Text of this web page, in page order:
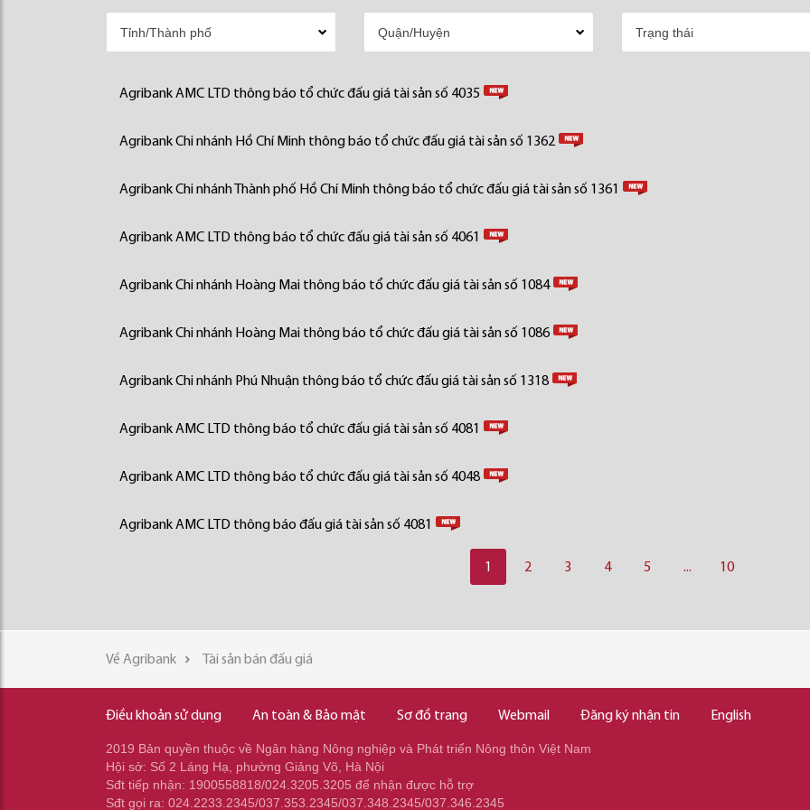
Agribank AMC LTD thông báo tổ chức đấu giá tài sản số 4035
Agribank Chi nhánh Hồ Chí Minh thông báo tổ chức đấu giá tài sản số 1362
Agribank Chi nhánh Thành phố Hồ Chí Minh thông báo tổ chức đấu giá tài sản số 1361
Agribank AMC LTD thông báo tổ chức đấu giá tài sản số 4061
Agribank Chi nhánh Hoàng Mai thông báo tổ chức đấu giá tài sản số 1084
Agribank Chi nhánh Hoàng Mai thông báo tổ chức đấu giá tài sản số 1086
Agribank Chi nhánh Phú Nhuận thông báo tổ chức đấu giá tài sản số 1318
Agribank AMC LTD thông báo tổ chức đấu giá tài sản số 4081
Agribank AMC LTD thông báo tổ chức đấu giá tài sản số 4048
Agribank AMC LTD thông báo đấu giá tài sản số 4081
1 2 3 4 5 ... 10
Về Agribank Tài sản bán đấu giá
Điều khoản sử dụng An toàn & Bảo mật Sơ đồ trang Webmail Đăng ký nhận tin English
2019 Bản quyền thuộc về Ngân hàng Nông nghiệp và Phát triển Nông thôn Việt Nam
Hội sở: Số 2 Láng Hạ, phường Giảng Võ, Hà Nội
Sđt tiếp nhận: 1900558818/024.3205.3205 để nhận được hỗ trợ
Sđt gọi ra: 024.2233.2345/037.353.2345/037.348.2345/037.346.2345